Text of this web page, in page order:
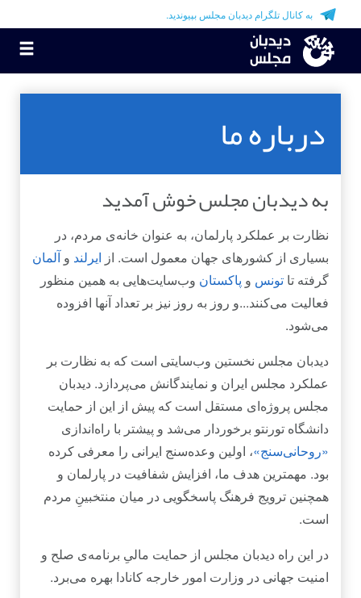
به کانال تلگرام دیدبان مجلس بپیوندید.
درباره ما
به دیدبان مجلس خوش آمدید
نظارت بر عملکرد پارلمان، به عنوان خانه‌ی مردم، در
بسیاری از کشورهای جهان معمول است. از ایرلند وآلمان
گرفته تا تونس و پاکستان وب‌سایت‌هایی به همین منظور
فعالیت می‌کنند...و روز به روز نیز بر تعداد آنها افزوده
می‌شود.
دیدبان مجلس نخستین وب‌سایتی است که به نظارت بر
عملکرد مجلس ایران و نمایندگانش می‌پردازد. دیدبان
مجلس پروژه‌ای مستقل است که پیش از این از حمایت
دانشگاه تورنتو برخوردار می‌شد و پیشتر با راه‌اندازی
«روحانی‌سنج»، اولین وعده‌سنج ایرانی را معرفی کرده‌
بود. مهمترین هدف ما، افزایش شفافیت در پارلمان و
همچنین ترویج فرهنگ پاسخگویی در میان منتخبینِ مردم
است.
در این راه دیدبان مجلس از حمایت مالیِ برنامه‌ی صلح و
امنیت جهانی در وزارت امور خارجه کانادا بهره می‌برد.